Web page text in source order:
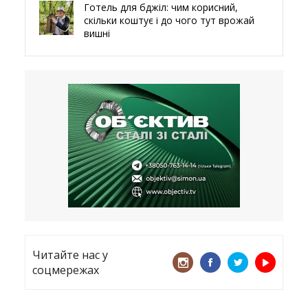
Готель для бджіл: чим корисний,
скільки коштує і до чого тут врожай
вишні
Чугуєва, міста, яке встояло попри
все
21.05.2026
«ТЦК порушує закон? Нехай
платять!» Як завдяки штрафу жінку
виключили з обліку
15.05.2026
Читайте нас у
соцмережах